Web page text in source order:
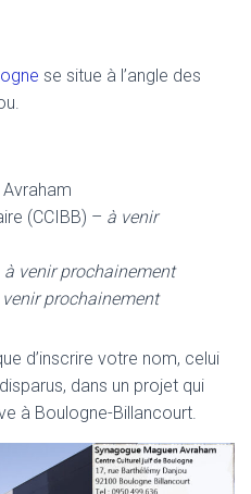
se situe à l’angle des
(CCIBB) – à venir
à venir prochainement
venir prochainement
d’inscrire votre nom, celui
dans un projet qui
à Boulogne-Billancourt.